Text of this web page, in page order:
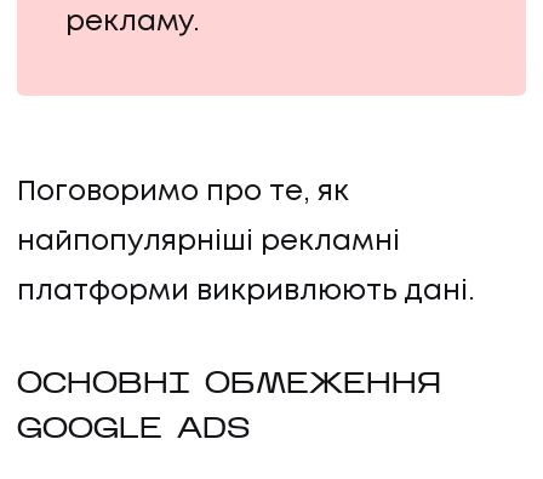
рекламу.
Поговоримо про те, як
найпопулярніші рекламні
платформи викривлюють дані.
ОСНОВНІ ОБМЕЖЕННЯ
GOOGLE ADS
ПОСЛУГИ
ПОСЛУГИ
КЕЙСИ
КЕЙСИ